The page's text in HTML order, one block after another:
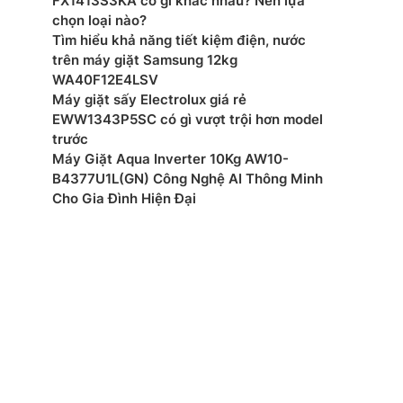
chọn loại nào?
Tìm hiểu khả năng tiết kiệm điện, nước
trên máy giặt Samsung 12kg
WA40F12E4LSV
Máy giặt sấy Electrolux giá rẻ
EWW1343P5SC có gì vượt trội hơn model
trước
Máy Giặt Aqua Inverter 10Kg AW10-
B4377U1L(GN) Công Nghệ AI Thông Minh
Cho Gia Đình Hiện Đại